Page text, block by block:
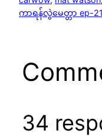
ကာရန်လွဲမေတ္တာ ep-21
34